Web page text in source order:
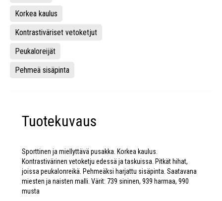
Korkea kaulus
Kontrastiväriset vetoketjut
Peukaloreijät
Pehmeä sisäpinta
Tuotekuvaus
Sporttinen ja miellyttävä pusakka. Korkea kaulus.
Kontrastivärinen vetoketju edessä ja taskuissa. Pitkät hihat,
joissa peukalonreikä. Pehmeäksi harjattu sisäpinta. Saatavana
miesten ja naisten malli. Värit: 739 sininen, 939 harmaa, 990
musta